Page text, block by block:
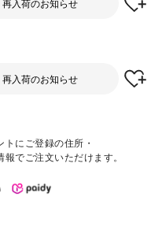
再入荷のお知らせ
再入荷のお知らせ
にご登録の住所・
でご注文いただけます。